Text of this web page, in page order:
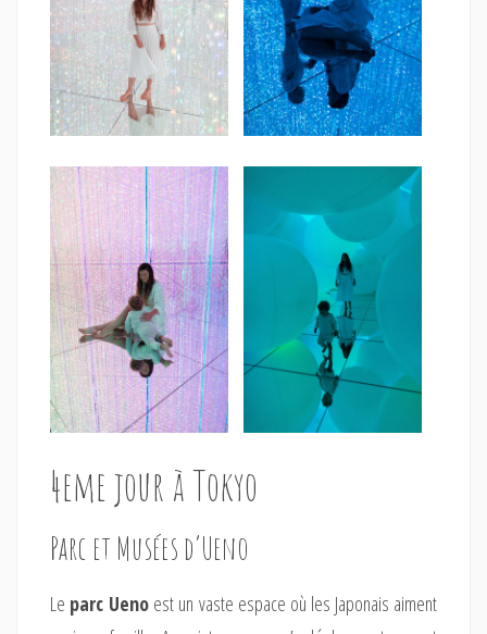
4eme jour à Tokyo
Parc et Musées d’Ueno
Le parc Ueno est un vaste espace où les Japonais aiment